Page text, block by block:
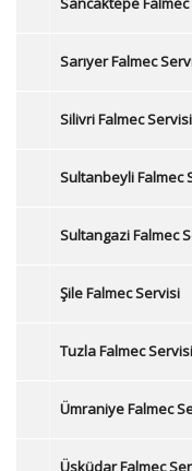
Sarıyer Falmec
Silivri Falmec Servisi
Sultanbeyli Falmec
Sultangazi Falmec
Şile Falmec Servisi
Tuzla Falmec Servisi
Ümraniye Falmec
Üsküdar Falmec